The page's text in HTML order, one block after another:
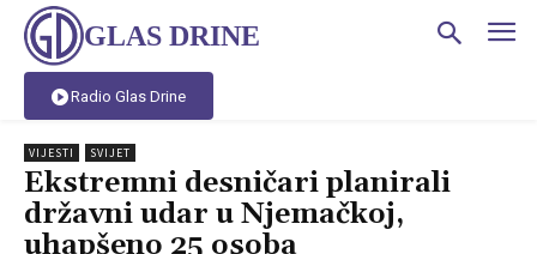
GLAS DRINE
Radio Glas Drine
VIJESTI SVIJET
Ekstremni desničari planirali
državni udar u Njemačkoj,
uhapšeno 25 osoba